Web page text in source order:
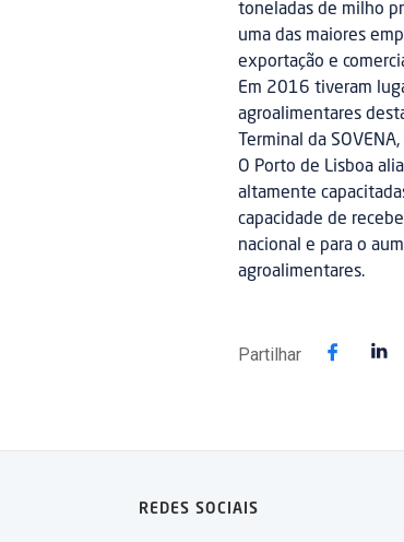
toneladas de milho
uma das maiores
exportação e
Em 2016 tiveram
agroalimentares
Terminal da
O Porto de Lisboa
altamente
capacidade de
nacional e para o
agroalimentares.
Partilhar
REDES SOCIAIS